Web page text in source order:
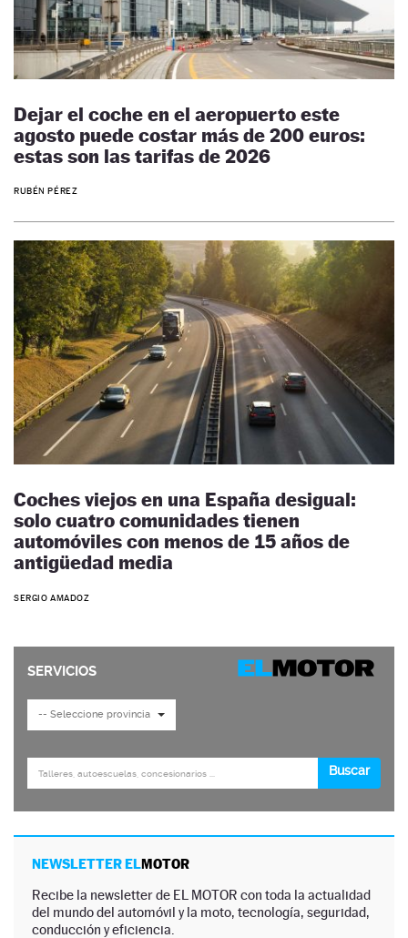
Dejar el coche en el aeropuerto este
agosto puede costar más de 200 euros:
estas son las tarifas de 2026
RUBÉN PÉREZ
Coches viejos en una España desigual:
solo cuatro comunidades tienen
automóviles con menos de 15 años de
antigüedad media
SERGIO AMADOZ
NEWSLETTER ELMOTOR
Recibe la newsletter de EL MOTOR con toda la actualidad
del mundo del automóvil y la moto, tecnología, seguridad,
conducción y eficiencia.